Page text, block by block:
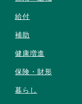
給付
補助
健康増進
保険・財形
暮らし